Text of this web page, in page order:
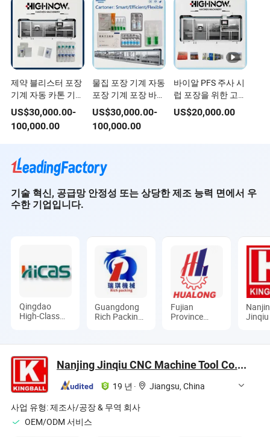
제약 블리스터 포장
기계 자동 카톤 기계
포장 바이알, /Bfs/
주사기 펜. /앰플 혼
합 포장 기계 가격
US$30,000.00-
100,000.00
물집 포장 기계 자동
포장 기계 포장 바이
알 BFS 주사기 펜 앰
플
US$30,000.00-
100,000.00
바이알 PFS 주사 시
럽 포장을 위한 고속
자동 카톤 기계
US$20,000.00
기술 혁신, 공급망 안정성 또는 상당한 제조 능력 면에서 우
수한 기업입니다.
Qingdao
High-Class
Export Co.,
Ltd.
Guangdong
Rich Packing
Fujian
Province
Co., Ltd.
Jinqiu
Nanjing Jinqiu CNC Machine Tool Co., Ltd.
19 년 ·
Jiangsu, China
사업 유형:제조사/공장 & 무역 회사
OEM/ODM 서비스